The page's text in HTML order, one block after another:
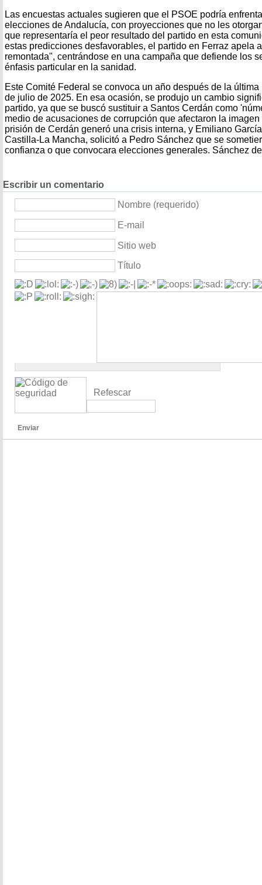
Las encuestas actuales sugieren que el PSOE podría
elecciones de Andalucía, con proyecciones que no les
que representaría el peor resultado del partido en esta
estas predicciones desfavorables, el partido en Ferraz apela
remontada", centrándose en una campaña que defiende los
énfasis particular en la sanidad.
Este Comité Federal se convoca un año después de la
de julio de 2025. En esa ocasión, se produjo un cambio
partido, ya que se buscó sustituir a Santos Cerdán como
medio de acusaciones de corrupción que afectaron la
prisión de Cerdán generó una crisis interna, y Emiliano
Castilla-La Mancha, solicitó a Pedro Sánchez que se
confianza o que convocara elecciones generales. Sánchez
Escribir un comentario
Nombre (requerido)
E-mail
Sitio web
Título
Refescar
Enviar